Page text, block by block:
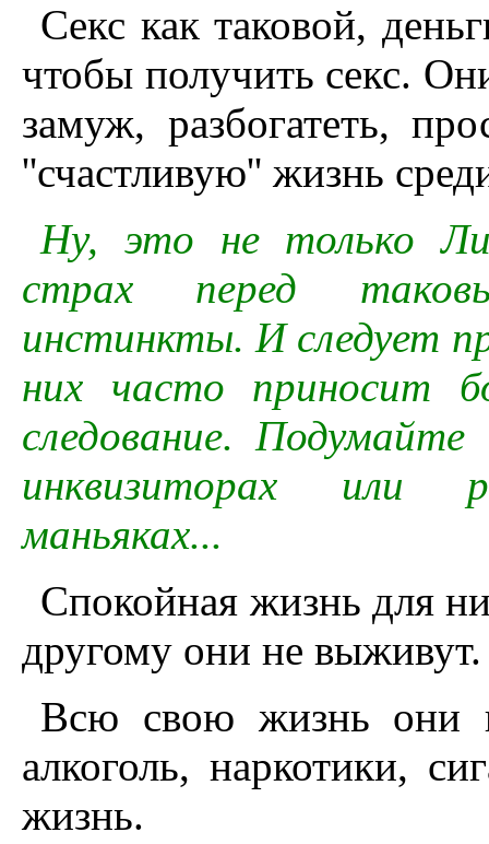
Секс как таковой,
чтобы получить секс.
замуж, разбогатеть,
''счастливую'' жизнь
Ну, это не только
страх перед
инстинкты. И следует
них часто приносит
следование.
инквизиторах или
маньяках...
Спокойная жизнь для
другому они не выживут.
Всю свою жизнь они
алкоголь, наркотики,
жизнь.